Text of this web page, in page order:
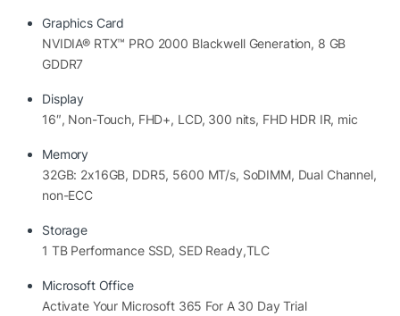
lượng khoảng 2.2kg giúp người dùng dễ dàng mang
theo khi di chuyển giữa văn phòng, công trình hoặc các
buổi gặp gỡ khách hàng.
Graphics Card
NVIDIA® RTX™ PRO 2000 Blackwell Generation, 8 GB
GDDR7
Display
16″, Non-Touch, FHD+, LCD, 300 nits, FHD HDR IR, mic
Memory
32GB: 2x16GB, DDR5, 5600 MT/s, SoDIMM, Dual Channel,
non-ECC
Storage
1 TB Performance SSD, SED Ready,TLC
Microsoft Office
Activate Your Microsoft 365 For A 30 Day Trial